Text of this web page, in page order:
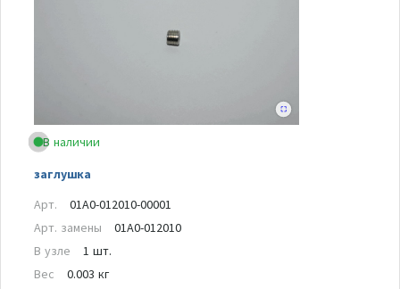
В наличии
заглушка
Арт.
01A0-012010-00001
Арт. замены
01A0-012010
В узле
1 шт.
Вес
0.003 кг